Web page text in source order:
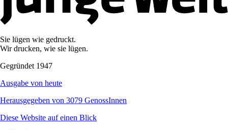
Sie lügen wie gedruckt.
Wir drucken, wie sie lügen.
Gegründet 1947
Ausgabe von heute
Herausgegeben von 3079 GenossInnen
Diese Website auf einen Blick